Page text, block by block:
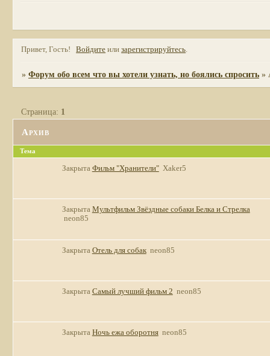
Привет, Гость! Войдите илизарегистрируйтесь.
»Форум обо всем что вы хотели узнать, но боялись спросить »
Архив
Страница: 1
Тема
Закрыта Фильм "Хранители" Xaker5
Закрыта Мультфильм Звёздные собаки Белка и Стрелка
neon85
Закрыта Отель для собак neon85
Закрыта Самый лучший фильм 2 neon85
Закрыта Ночь ежа оборотня neon85